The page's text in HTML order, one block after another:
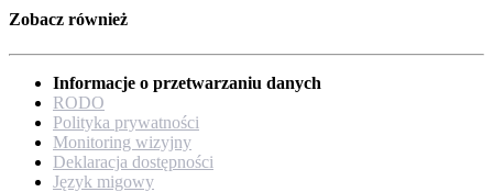
Zobacz również
Informacje o przetwarzaniu danych
RODO
Polityka prywatności
Monitoring wizyjny
Deklaracja dostępności
Język migowy